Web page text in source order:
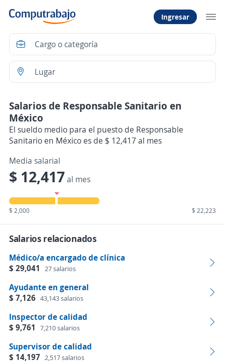
Ingresar
Salarios de Responsable Sanitario en
México
El sueldo medio para el puesto de Responsable
Sanitario en México es de $ 12,417 al mes
Media salarial
$ 12,417al mes
$ 2,000 $ 22,223
Salarios relacionados
Médico/a encargado de clínica
$ 29,041
27 salarios
Ayudante en general
$ 7,126 43,143 salarios
Inspector de calidad
$ 9,761
7,210 salarios
Supervisor de calidad
$ 14,197 2,517 salarios